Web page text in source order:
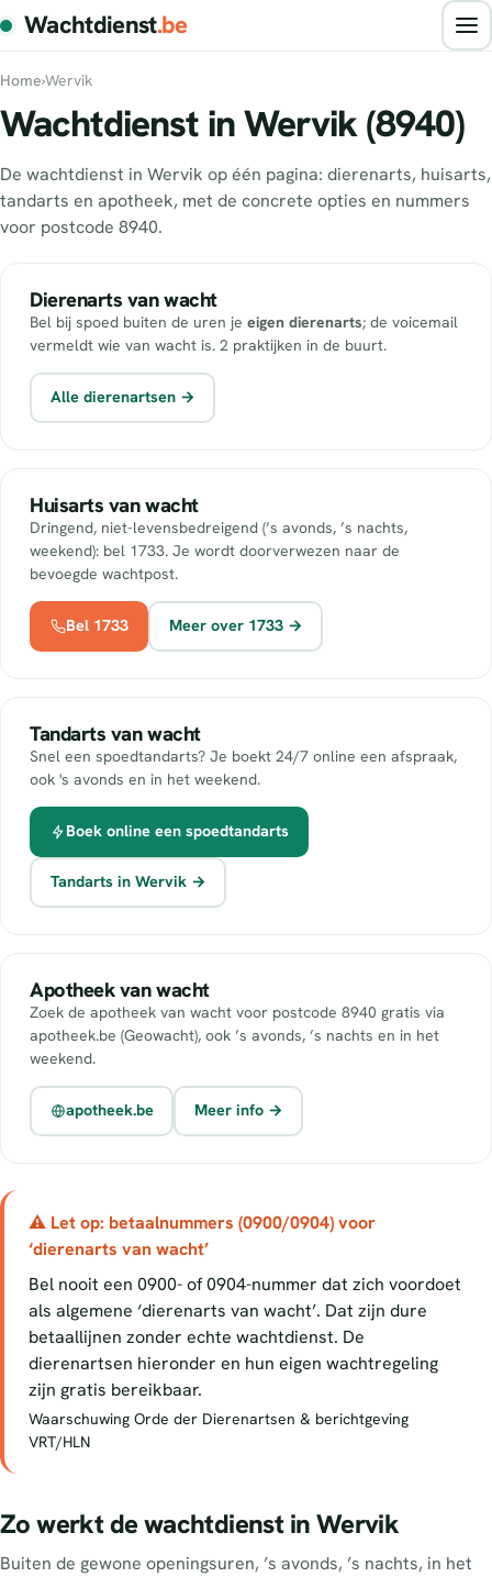
Wachtdienst.be
Home›Wervik
Wachtdienst in Wervik (8940)
De wachtdienst in Wervik op één pagina: dierenarts, huisarts,
tandarts en apotheek, met de concrete opties en nummers
voor postcode 8940.
Dierenarts van wacht
Bel bij spoed buiten de uren je eigen dierenarts; de voicemail
vermeldt wie van wacht is. 2 praktijken in de buurt.
Alle dierenartsen →
Huisarts van wacht
Dringend, niet-levensbedreigend (’s avonds, ’s nachts,
weekend): bel 1733. Je wordt doorverwezen naar de
bevoegde wachtpost.
Bel 1733 Meer over 1733 →
Tandarts van wacht
Snel een spoedtandarts? Je boekt 24/7 online een afspraak,
ook 's avonds en in het weekend.
Boek online een spoedtandarts
Tandarts in Wervik →
Apotheek van wacht
Zoek de apotheek van wacht voor postcode 8940 gratis via
apotheek.be (Geowacht), ook ’s avonds, ’s nachts en in het
weekend.
apotheek.be Meer info →
⚠ Let op: betaalnummers (0900/0904) voor
‘dierenarts van wacht’
Bel nooit een 0900- of 0904-nummer dat zich voordoet
als algemene ‘dierenarts van wacht’. Dat zijn dure
betaallijnen zonder echte wachtdienst. De
dierenartsen hieronder en hun eigen wachtregeling
zijn gratis bereikbaar.
Waarschuwing Orde der Dierenartsen & berichtgeving
VRT/HLN
Zo werkt de wachtdienst in Wervik
Buiten de gewone openingsuren, ’s avonds, ’s nachts, in het